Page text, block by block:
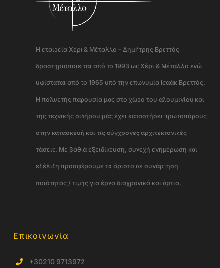
Η εταιρεία Χέρι & Μέταλλο – Δημήτρης Βρεττός
δραστηριοποιείται από το 1993 ως Χέρι & Μέταλλο ενώ
υφίσταται από το 1965 υπό την επωνυμία Ισαάκ Βρεττός.
Η πολυετής παρουσία μας στο χώρο του αλουμινίου και
της τεχνικής σιδήρου μάς έχει καταστήσει πρωτοπόρους
στην κατασκευή και τις σύγχρονες αρχιτεκτονικές
τάσεις. Με βαθιά εξειδίκευση, συνεχή ενημέρωση και
εξέλιξη προσφέρουμε το άριστο σε συνάρτηση
ποιότητας / τιμής για έργα διαχρονικά και άρτια.
Επικοινωνία
+30210 9713972